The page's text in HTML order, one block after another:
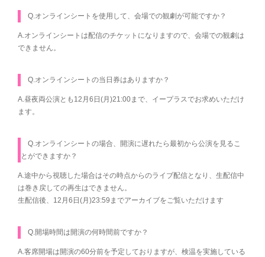
Q.オンラインシートを使用して、会場での観劇が可能ですか？
A.オンラインシートは配信のチケットになりますので、会場での観劇は
できません。
Q.オンラインシートの当日券はありますか？
A.昼夜両公演とも12月6日(月)21:00まで、イープラスでお求めいただけ
ます。
Q.オンラインシートの場合、開演に遅れたら最初から公演を見るこ
とができますか？
A.途中から視聴した場合はその時点からのライブ配信となり、生配信中
は巻き戻しての再生はできません。
生配信後、12月6日(月)23:59までアーカイブをご覧いただけます
Q.開場時間は開演の何時間前ですか？
A.客席開場は開演の60分前を予定しておりますが、検温を実施している